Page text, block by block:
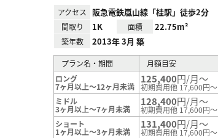
アクセス 阪急電鉄嵐山線「桂駅」徒歩2分
間取り 1K 面積 22.75m²
築年数 2013年 3月 築
プラン名・期間
月額目安
ロング
7ヶ月以上～12ヶ月未満
125,400円/月～
初期費用他 17,600円～
ミドル
3ヶ月以上～7ヶ月未満
128,400円/月～
初期費用他 17,600円～
ショート
1ヶ月以上～3ヶ月未満
131,400円/月～
初期費用他 17,600円～